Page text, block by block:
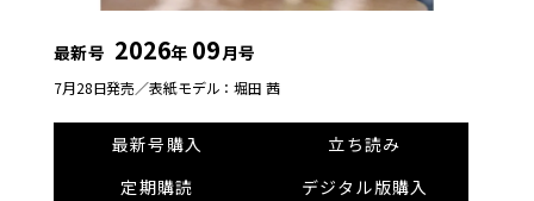
最新号 2026年 09月号
7月28日発売／表紙モデル：堀田 茜
最新号購入
立ち読み
定期購読
デジタル版購入